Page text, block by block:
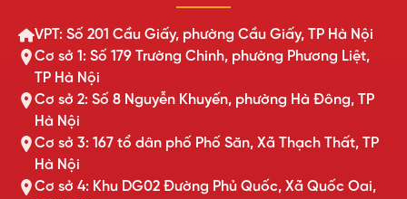
VPT: Số 201 Cầu Giấy, phường Cầu Giấy, TP Hà Nội
Cơ sở 1: Số 179 Trường Chinh, phường Phương Liệt,
TP Hà Nội
Cơ sở 2: Số 8 Nguyễn Khuyến, phường Hà Đông, TP
Hà Nội
Cơ sở 3: 167 tổ dân phố Phố Săn, Xã Thạch Thất, TP
Hà Nội
Cơ sở 4: Khu DG02 Đường Phủ Quốc, Xã Quốc Oai,